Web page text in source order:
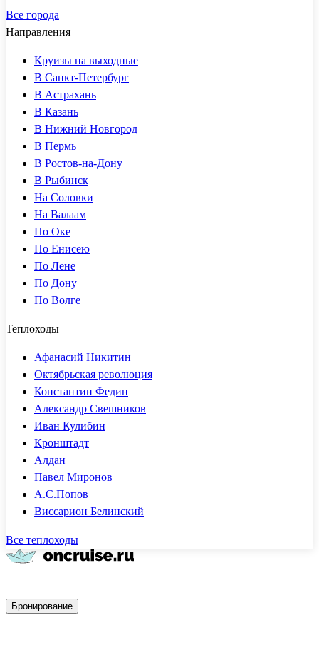
Все города
Направления
Круизы на выходные
В Санкт-Петербург
В Астрахань
В Казань
В Нижний Новгород
В Пермь
В Ростов-на-Дону
В Рыбинск
На Соловки
На Валаам
По Оке
По Енисею
По Лене
По Дону
По Волге
Теплоходы
Афанасий Никитин
Октябрьская революция
Константин Федин
Александр Свешников
Иван Кулибин
Кронштадт
Алдан
Павел Миронов
А.С.Попов
Виссарион Белинский
Все теплоходы
Бронирование